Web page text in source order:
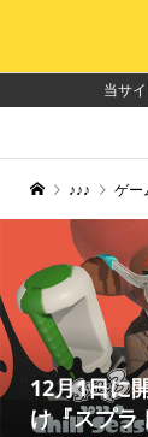
当サ
♪♪♪ ゲー
12月1日に
け『スプラ